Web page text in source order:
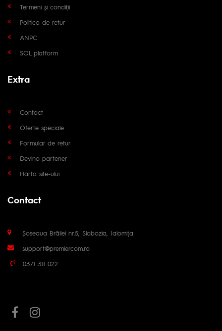
Termeni și condiții
Politica de retur
ANPC
SOL platform
Extra
Contact
Oferte speciale
Formular de retur
Devino partener
Harta site-ului
Contact
Șoseaua Brăilei nr.5, Slobozia, Ialomița
support@premiercom.ro
0371 311 022